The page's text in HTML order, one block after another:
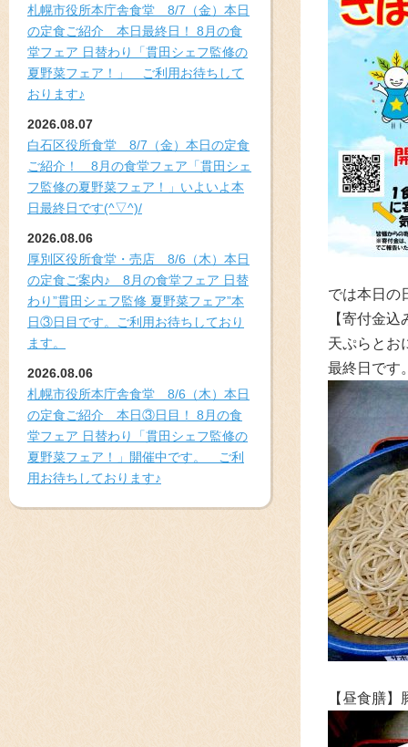
札幌市役所本庁舎食堂 8/7（金）本日
の定食ご紹介 本日最終日！ 8月の食
堂フェア 日替わり「貫田シェフ監修の
夏野菜フェア！」 ご利用お待ちして
おります♪
2026.08.07
白石区役所食堂 8/7（金）本日の定食
ご紹介！ 8月の食堂フェア「貫田シェ
フ監修の夏野菜フェア！」いよいよ本
日最終日です(^▽^)/
2026.08.06
厚別区役所食堂・売店 8/6（木）本日
の定食ご案内♪ 8月の食堂フェア 日替
わり”貫田シェフ監修 夏野菜フェア”本
日③日目です。ご利用お待ちしており
ます。
2026.08.06
札幌市役所本庁舎食堂 8/6（木）本日
の定食ご紹介 本日③日目！ 8月の食
堂フェア 日替わり「貫田シェフ監修の
夏野菜フェア！」開催中です。 ご利
用お待ちしております♪
では本日の
【寄付金込
天ぷらとお
最終日です
【昼食膳】